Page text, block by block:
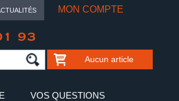
MON COMPTE
93
Aucun article
VOS QUESTIONS